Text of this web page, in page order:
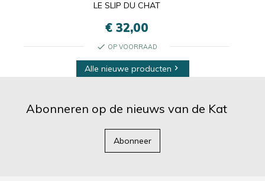
LE SLIP DU CHAT
€ 32,00
check OP VOORRAAD
Alle nieuwe producten 
Abonneren op de nieuws van de Kat
Abonneer